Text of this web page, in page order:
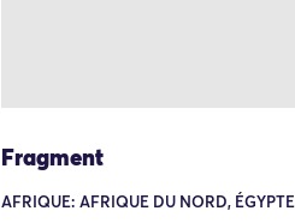
Fragment
AFRIQUE: AFRIQUE DU NORD, ÉGYPTE